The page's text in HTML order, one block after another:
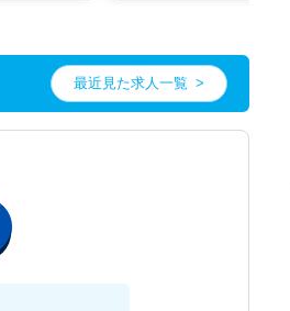
最近見た求人一覧